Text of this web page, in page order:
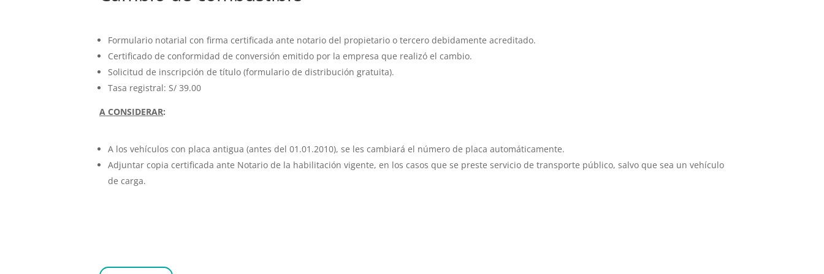
Formulario notarial con firma certificada ante notario del propietario o tercero debidamente acreditado.
Certificado de conformidad de conversión emitido por la empresa que realizó el cambio.
Solicitud de inscripción de título (formulario de distribución gratuita).
Tasa registral: S/ 39.00
A CONSIDERAR:
A los vehículos con placa antigua (antes del 01.01.2010), se les cambiará el número de placa automáticamente.
Adjuntar copia certificada ante Notario de la habilitación vigente, en los casos que se preste servicio de transporte público, salvo que sea un vehículo
de carga.